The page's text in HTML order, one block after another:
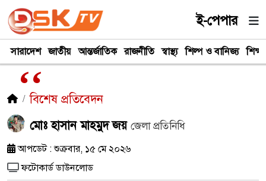
ই-পেপার
সারাদেশ জাতীয় আন্তর্জাতিক রাজনীতি স্বাস্থ্য শিল্প ও বানিজ্য শিক্ষা
বিশেষ প্রতিবেদন
মোঃ হাসান মাহমুদ জয় জেলা প্রতিনিধি
আপডেট : শুক্রবার, ১৫ মে ২০২৬
ফটোকার্ড ডাউনলোড